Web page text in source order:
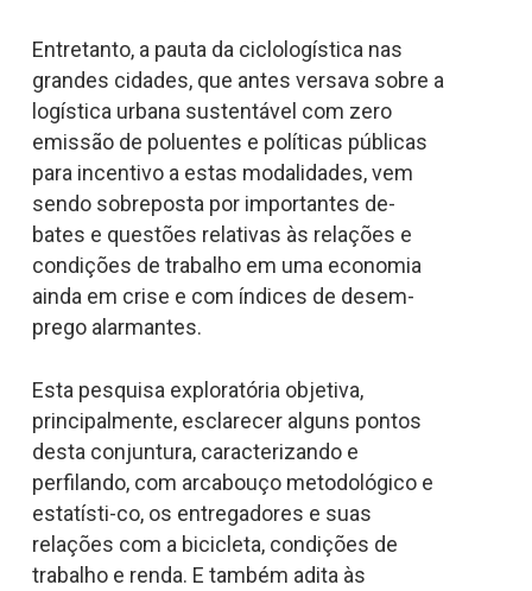
Entretanto, a pauta da ciclologística nas
grandes cidades, que antes versava sobre a
logística urbana sustentável com zero
emissão de poluentes e políticas públicas
para incentivo a estas modalidades, vem
sendo sobreposta por importantes de-
bates e questões relativas às relações e
condições de trabalho em uma economia
ainda em crise e com índices de desem-
prego alarmantes.
Esta pesquisa exploratória objetiva,
principalmente, esclarecer alguns pontos
desta conjuntura, caracterizando e
perfilando, com arcabouço metodológico e
estatísti-co, os entregadores e suas
relações com a bicicleta, condições de
trabalho e renda. E também adita às